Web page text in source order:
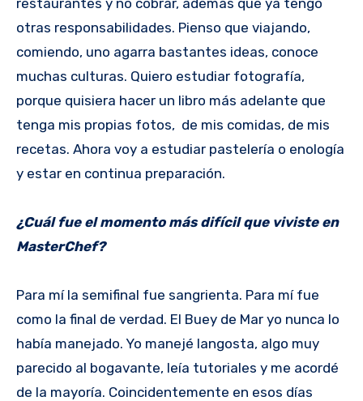
otras responsabilidades. Pienso que viajando,
comiendo, uno agarra bastantes ideas, conoce
muchas culturas. Quiero estudiar fotografía,
porque quisiera hacer un libro más adelante que
tenga mis propias fotos, de mis comidas, de mis
recetas. Ahora voy a estudiar pastelería o enología
y estar en continua preparación.
¿Cuál fue el momento más difícil que viviste en
MasterChef?
Para mí la semifinal fue sangrienta. Para mí fue
como la final de verdad. El Buey de Mar yo nunca lo
había manejado. Yo manejé langosta, algo muy
parecido al bogavante, leía tutoriales y me acordé
de la mayoría. Coincidentemente en esos días